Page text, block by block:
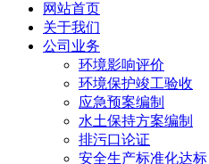
网站首页
关于我们
公司业务
环境影响评价
环境保护竣工验收
应急预案编制
水土保持方案编制
排污口论证
安全生产标准化达标